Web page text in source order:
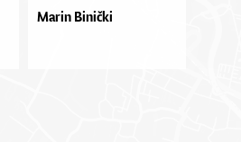
Marin Binički